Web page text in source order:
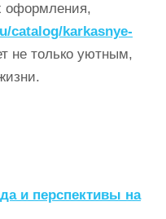
оформления,
catalog/karkasnye-
не только уютным,
и перспективы на